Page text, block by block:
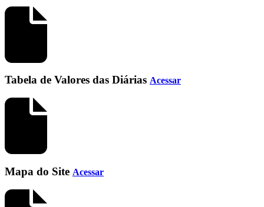
Tabela de Valores das Diárias Acessar
Mapa do Site Acessar